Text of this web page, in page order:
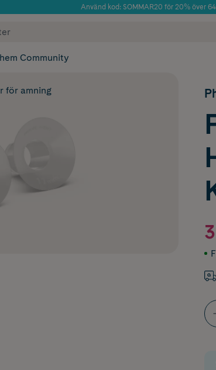
Använd kod: SOMMAR20 för 20% över
✓ Fri frakt
Community
för amning